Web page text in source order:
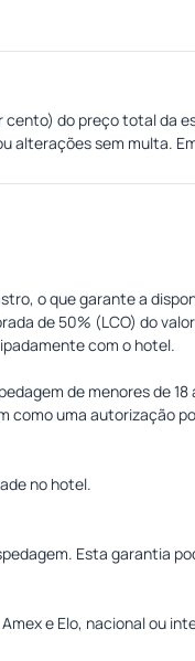
cento) do preço total da
alterações sem multa.
o que garante a
de 50% (LCO) do
com o hotel.
de menores de
como uma autorização
no hotel.
Esta garantia
e Elo, nacional ou